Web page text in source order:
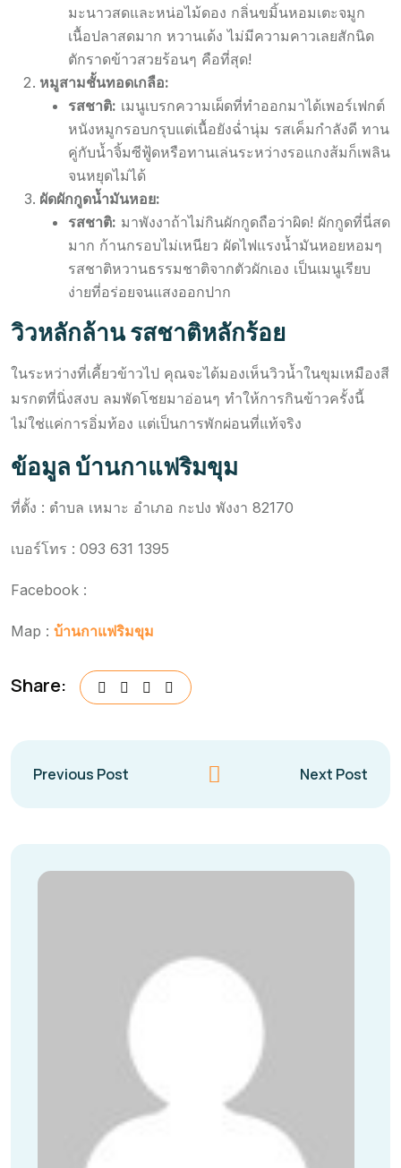
มะนาวสดและหน่อไม้ดอง กลิ่นขมิ้นหอมเตะจมูก
เนื้อปลาสดมาก หวานเด้ง ไม่มีความคาวเลยสักนิด
ตักราดข้าวสวยร้อนๆ คือที่สุด!
หมูสามชั้นทอดเกลือ:
รสชาติ: เมนูเบรกความเผ็ดที่ทำออกมาได้เพอร์เฟกต์
หนังหมูกรอบกรุบแต่เนื้อยังฉ่ำนุ่ม รสเค็มกำลังดี ทาน
คู่กับน้ำจิ้มซีฟู้ดหรือทานเล่นระหว่างรอแกงส้มก็เพลิน
จนหยุดไม่ได้
ผัดผักกูดน้ำมันหอย:
รสชาติ: มาพังงาถ้าไม่กินผักกูดถือว่าผิด! ผักกูดที่นี่สด
มาก ก้านกรอบไม่เหนียว ผัดไฟแรงน้ำมันหอยหอมๆ
รสชาติหวานธรรมชาติจากตัวผักเอง เป็นเมนูเรียบ
ง่ายที่อร่อยจนแสงออกปาก
วิวหลักล้าน รสชาติหลักร้อย
ในระหว่างที่เคี้ยวข้าวไป คุณจะได้มองเห็นวิวน้ำในขุมเหมืองสี
มรกตที่นิ่งสงบ ลมพัดโชยมาอ่อนๆ ทำให้การกินข้าวครั้งนี้
ไม่ใช่แค่การอิ่มท้อง แต่เป็นการพักผ่อนที่แท้จริง
ข้อมูล บ้านกาแฟริมขุม
ที่ตั้ง : ตำบล เหมาะ อำเภอ กะปง พังงา 82170
เบอร์โทร : 093 631 1395
Facebook :
Map : บ้านกาแฟริมขุม
Share:
Previous Post Next Post